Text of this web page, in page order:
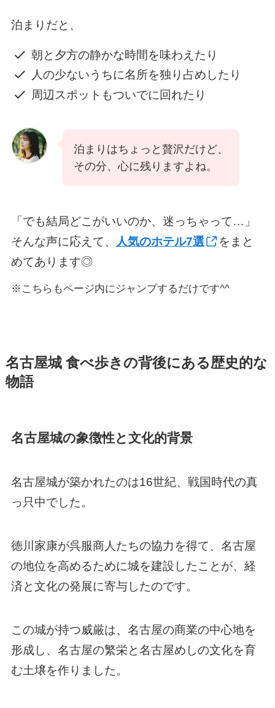
泊まりだと、
朝と夕方の静かな時間を味わえたり
人の少ないうちに名所を独り占めしたり
周辺スポットもついでに回れたり
泊まりはちょっと贅沢だけど、
その分、心に残りますよね。
「でも結局どこがいいのか、迷っちゃって…」
そんな声に応えて、
人気のホテル7選
をまと
めてあります◎
※こちらもページ内にジャンプするだけです^^
名古屋城 食べ歩きの背後にある歴史的な
物語
名古屋城の象徴性と文化的背景
名古屋城が築かれたのは16世紀、戦国時代の真
っ只中でした。
徳川家康が呉服商人たちの協力を得て、名古屋
の地位を高めるために城を建設したことが、経
済と文化の発展に寄与したのです。
この城が持つ威厳は、名古屋の商業の中心地を
形成し、名古屋の繁栄と名古屋めしの文化を育
む土壌を作りました。